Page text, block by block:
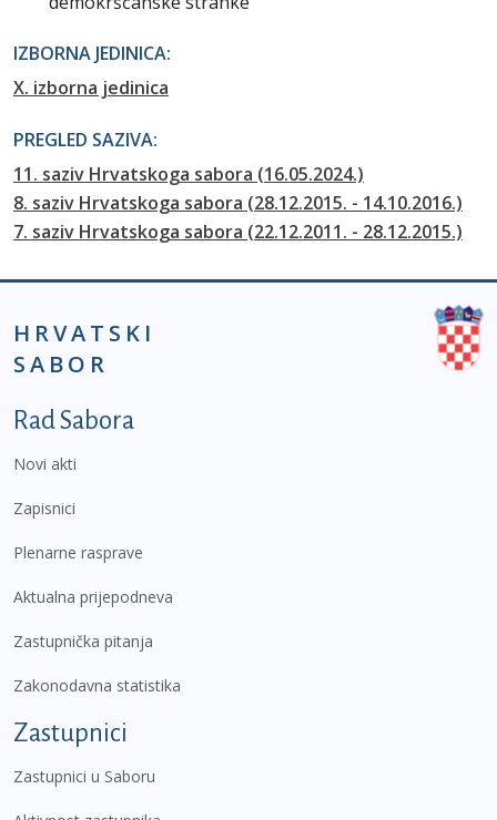
IZBORNA JEDINICA:
X. izborna jedinica
PREGLED SAZIVA:
11. saziv Hrvatskoga sabora (16.05.2024.)
8. saziv Hrvatskoga sabora (28.12.2015. - 14.10.2016.)
7. saziv Hrvatskoga sabora (22.12.2011. - 28.12.2015.)
HRVATSKI
SABOR
Podnožje prvi izbornik
Rad Sabora
Novi akti
Zapisnici
Plenarne rasprave
Aktualna prijepodneva
Zastupnička pitanja
Zakonodavna statistika
Zastupnici
Zastupnici u Saboru